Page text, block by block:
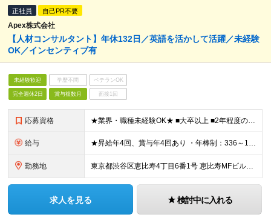
正社員 自己PR不要
Apex株式会社
【人材コンサルタント】年休132日／英語を活かして活躍／未経験
OK／インセンティブ有
未経験歓迎 学歴不問 ベテランOK
完全週休2日 賞与複数月 面接1回
応募資格 ★業界・職種未経験OK★ ■大卒以上 ■2年程度の社会人経験 ■営業職、販売職などの顧客折衝経験 ■ビジネスレベルの英語力をお持ちの方 ■母国語レベルの日本語力
給与 ★昇給年4回、賞与年4回あり ・年棒制：336～1200万円＜16分割して給与支給＞ （想定月給：28～100万円） ※上記にはベース給(オファー時の年収により変動)、コミッション(賞与)、固定残
勤務地 東京都渋谷区恵比寿4丁目6番1号 恵比寿MFビル7階
求人を見る 検討中に入れる